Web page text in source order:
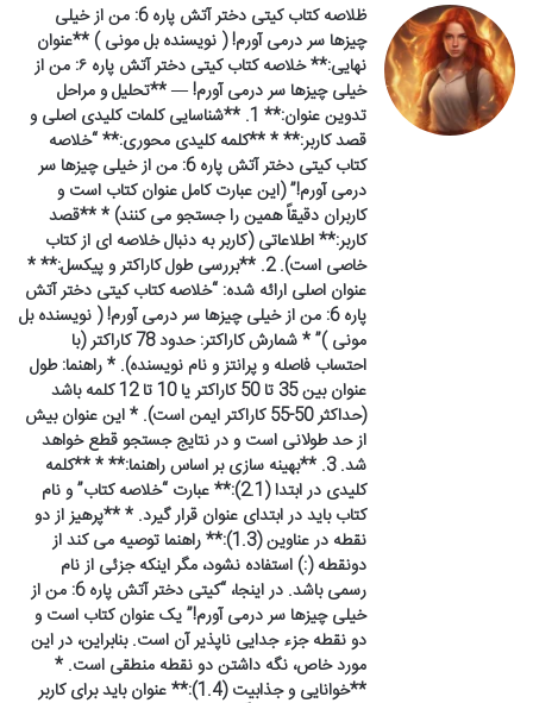
ظلاصه کتاب کیتی دختر آتش پاره 6: من از خیلی
چیزها سر درمی آورم! ( نویسنده بل مونی ) **عنوان
نهایی:** خلاصه کتاب کیتی دختر آتش پاره ۶: من از
خیلی چیزها سر درمی آورم! — **تحلیل و مراحل
تدوین عنوان:** 1. **شناسایی کلمات کلیدی اصلی و
قصد کاربر:** * **کلمه کلیدی محوری:** “خلاصه
کتاب کیتی دختر آتش پاره 6: من از خیلی چیزها سر
درمی آورم!” (این عبارت کامل عنوان کتاب است و
کاربران دقیقاً همین را جستجو می کنند) * **قصد
کاربر:** اطلاعاتی (کاربر به دنبال خلاصه ای از کتاب
خاصی است). 2. **بررسی طول کاراکتر و پیکسل:** *
عنوان اصلی ارائه شده: “خلاصه کتاب کیتی دختر آتش
پاره 6: من از خیلی چیزها سر درمی آورم! ( نویسنده بل
مونی )” * شمارش کاراکتر: حدود 78 کاراکتر (با
احتساب فاصله و پرانتز و نام نویسنده). * راهنما: طول
عنوان بین 35 تا 50 کاراکتر یا 10 تا 12 کلمه باشد
(حداکثر 50-55 کاراکتر ایمن است). * این عنوان بیش
از حد طولانی است و در نتایج جستجو قطع خواهد
شد. 3. **بهینه سازی بر اساس راهنما:** * **کلمه
کلیدی در ابتدا (2.1):** عبارت “خلاصه کتاب” و نام
کتاب باید در ابتدای عنوان قرار گیرد. * **پرهیز از دو
نقطه در عناوین (1.3):** راهنما توصیه می کند از
دونقطه (:) استفاده نشود، مگر اینکه جزئی از نام
رسمی باشد. در اینجا، “کیتی دختر آتش پاره 6: من از
خیلی چیزها سر درمی آورم!” یک عنوان کتاب است و
دو نقطه جزء جدایی ناپذیر آن است. بنابراین، در این
مورد خاص، نگه داشتن دو نقطه منطقی است. *
**خوانایی و جذابیت (1.4):** عنوان باید برای کاربر